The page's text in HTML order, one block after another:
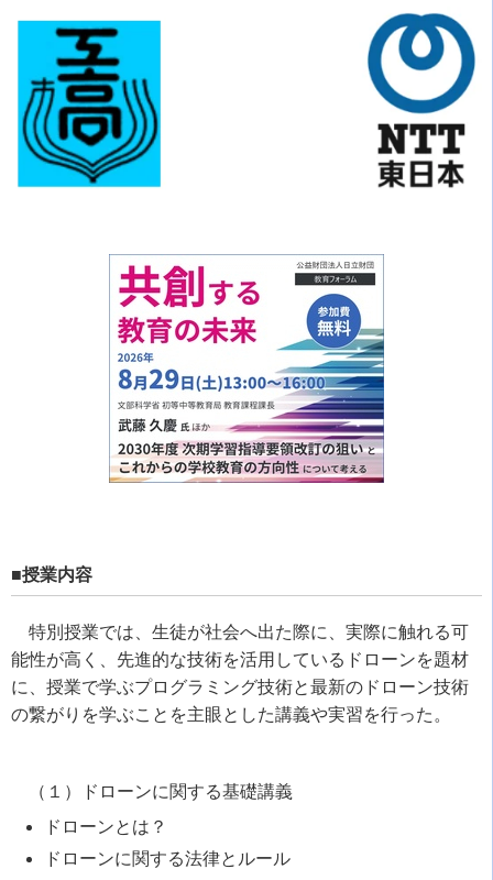
■授業内容
特別授業では、生徒が社会へ出た際に、実際に触れる可
能性が高く、先進的な技術を活用しているドローンを題材
に、授業で学ぶプログラミング技術と最新のドローン技術
の繋がりを学ぶことを主眼とした講義や実習を行った。
（１）ドローンに関する基礎講義
ドローンとは？
ドローンに関する法律とルール